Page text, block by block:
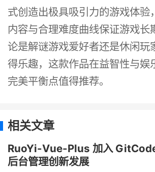
式创造出极具吸引力的游戏体验
内容与合理难度曲线保证游戏长
论是解谜游戏爱好者还是休闲玩
得乐趣，这款作品在益智性与娱
完美平衡点值得推荐。
相关文章
RuoYi-Vue-Plus 加入
后台管理创新发展